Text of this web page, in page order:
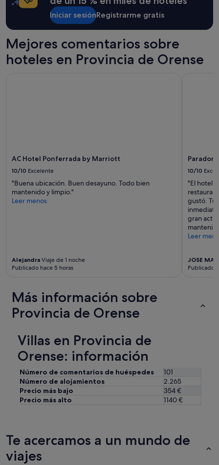
Iniciar sesiónRegistrarme gratis
Mejores comentarios sobre
hoteles en Provincia de Orense
AC Hotel Ponferrada by Marriott
10/10 Excelente
"Buena ubicación. Buen desayuno. Todo bien
mantenido y limpio."
Leer menos
Alejandra Viaje de 1 noche
Publicado hace 5 horas
Parador
10/10
"El hotel
gustó.
gran
Leer
JOSE
Publicado
Más información sobre
Provincia de Orense
Villas en Provincia de
Orense: información
Número de comentarios de huéspedes
101
Número de alojamientos
2.265
Precio más bajo
354 €
Precio más alto
1140 €
Te acercamos a un mundo de
viajes